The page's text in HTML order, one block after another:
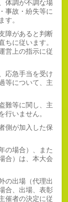
体調が不調な場
事故・紛失等に
す。
障があると判断
ちに従います。
営上の指示に従
応急手当を受け
等について、主
難等に関し、主
行いません。
側が加入した保
の場合）、また
合）は、本大会
の出場（代理出
合、出場、表彰
催者の決定に従